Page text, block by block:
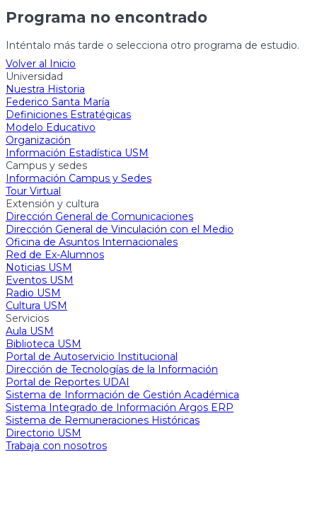
Programa no encontrado
Inténtalo más tarde o selecciona otro programa de estudio.
Volver al Inicio
Universidad
Nuestra Historia
Federico Santa María
Definiciones Estratégicas
Modelo Educativo
Organización
Información Estadística USM
Campus y sedes
Información Campus y Sedes
Tour Virtual
Extensión y cultura
Dirección General de Comunicaciones
Dirección General de Vinculación con el Medio
Oficina de Asuntos Internacionales
Red de Ex-Alumnos
Noticias USM
Eventos USM
Radio USM
Cultura USM
Servicios
Aula USM
Biblioteca USM
Portal de Autoservicio Institucional
Dirección de Tecnologías de la Información
Portal de Reportes UDAI
Sistema de Información de Gestión Académica
Sistema Integrado de Información Argos ERP
Sistema de Remuneraciones Históricas
Directorio USM
Trabaja con nosotros